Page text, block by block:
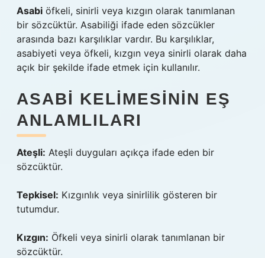
Asabi öfkeli, sinirli veya kızgın olarak tanımlanan
bir sözcüktür. Asabiliği ifade eden sözcükler
arasında bazı karşılıklar vardır. Bu karşılıklar,
asabiyeti veya öfkeli, kızgın veya sinirli olarak daha
açık bir şekilde ifade etmek için kullanılır.
ASABI KELIMESININ EŞ
ANLAMLILARI
Ateşli: Ateşli duyguları açıkça ifade eden bir
sözcüktür.
Tepkisel: Kızgınlık veya sinirlilik gösteren bir
tutumdur.
Kızgın: Öfkeli veya sinirli olarak tanımlanan bir
sözcüktür.